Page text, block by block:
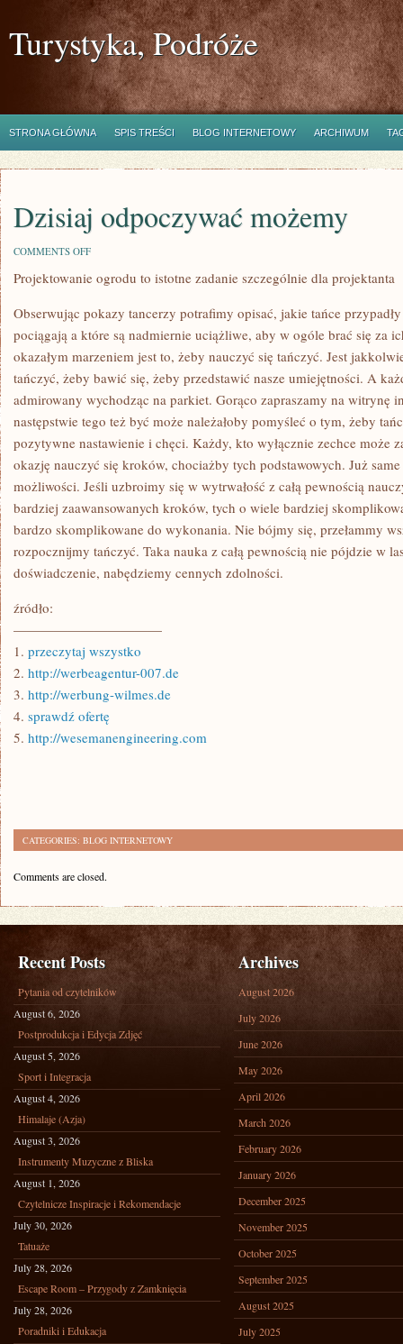
Turystyka, Podróże
STRONA GŁÓWNA SPIS TREŚCI BLOG INTERNETOWY ARCHIWUM
Dzisiaj odpoczywać możemy
COMMENTS OFFON
ODPOCZYWAĆ
Projektowanie ogrodu to istotne zadanie szczególnie dla projektanta
Obserwując pokazy tancerzy potrafimy opisać, jakie tańce
pociągają a które są nadmiernie uciążliwe, aby w ogóle brać się za
okazałym marzeniem jest to, żeby nauczyć się tańczyć. Jest
tańczyć, żeby bawić się, żeby przedstawić nasze umiejętności. A
admirowany wychodząc na parkiet. Gorąco zapraszamy na witrynę
następstwie tego też być może należałoby pomyśleć o tym, żeby
pozytywne nastawienie i chęci. Każdy, kto wyłącznie zechce może
okazję nauczyć się kroków, chociażby tych podstawowych. Już
możliwości. Jeśli uzbroimy się w wytrwałość z całą pewnością
bardziej zaawansowanych kroków, tych o wiele bardziej
bardzo skomplikowane do wykonania. Nie bójmy się, przełammy
rozpocznijmy tańczyć. Taka nauka z całą pewnością nie pójdzie w
doświadczenie, nabędziemy cennych zdolności.
źródło:
———————————
1. przeczytaj wszystko
2. http://werbeagentur-007.de
3. http://werbung-wilmes.de
4. sprawdź ofertę
5. http://wesemanengineering.com
CATEGORIES: BLOG INTERNETOWY
Comments are closed.
Recent Posts
Pytania od czytelników
August 6, 2026
Postprodukcja i Edycja Zdjęć
August 5, 2026
Sport i Integracja
August 4, 2026
Himalaje (Azja)
August 3, 2026
Instrumenty Muzyczne z Bliska
August 1, 2026
Czytelnicze Inspiracje i Rekomendacje
July 30, 2026
Tatuaże
July 28, 2026
Escape Room – Przygody z Zamknięcia
July 28, 2026
Poradniki i Edukacja
Archives
August 2026
July 2026
June 2026
May 2026
April 2026
March 2026
February 2026
January 2026
December 2025
November 2025
October 2025
September 2025
August 2025
July 2025